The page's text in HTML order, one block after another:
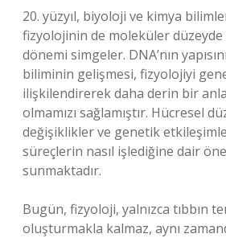
20. yüzyıl, biyoloji ve kimya
fizyolojinin de moleküler
dönemi simgeler. DNA’nın
biliminin gelişmesi, fizyolojiyi
ilişkilendirerek daha derin bir
olmamızı sağlamıştır. Hücresel
değişiklikler ve genetik
süreçlerin nasıl işlediğine dair
sunmaktadır.
Bugün, fizyoloji, yalnızca tıbbın
oluşturmakla kalmaz, aynı